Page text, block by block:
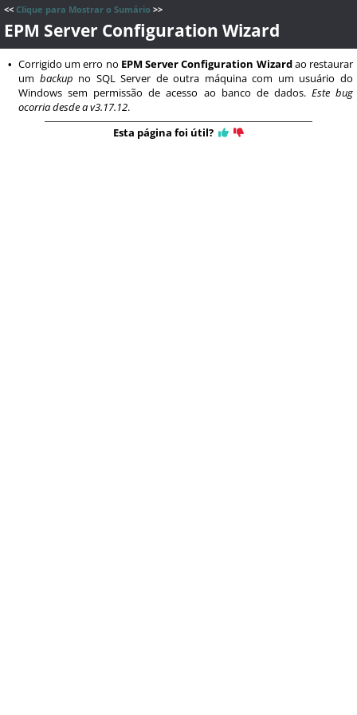
<< Clique para Mostrar o Sumário >>
EPM Server Configuration Wizard
• Corrigido um erro no EPM Server Configuration Wizardao restaurar
um backup no SQL Server de outra máquina com um usuário do
Windows sem permissão de acesso ao banco de dados. Este bug
ocorria desde a v3.17.12.
Esta página foi útil?